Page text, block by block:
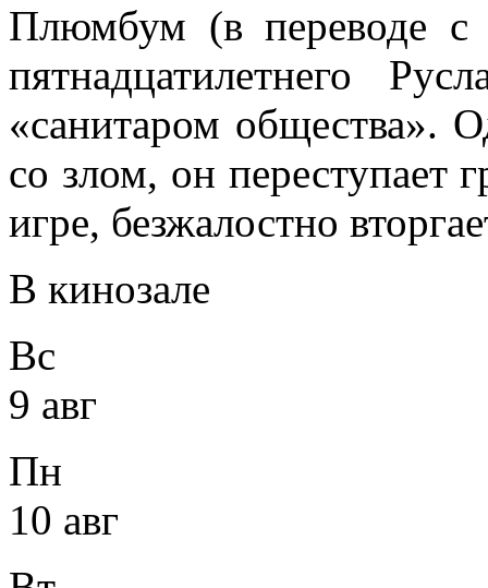
Плюмбум (в переводе
пятнадцатилетнего
«санитаром общества».
со злом, он переступает
игре, безжалостно
В кинозале
Вс
9 авг
Пн
10 авг